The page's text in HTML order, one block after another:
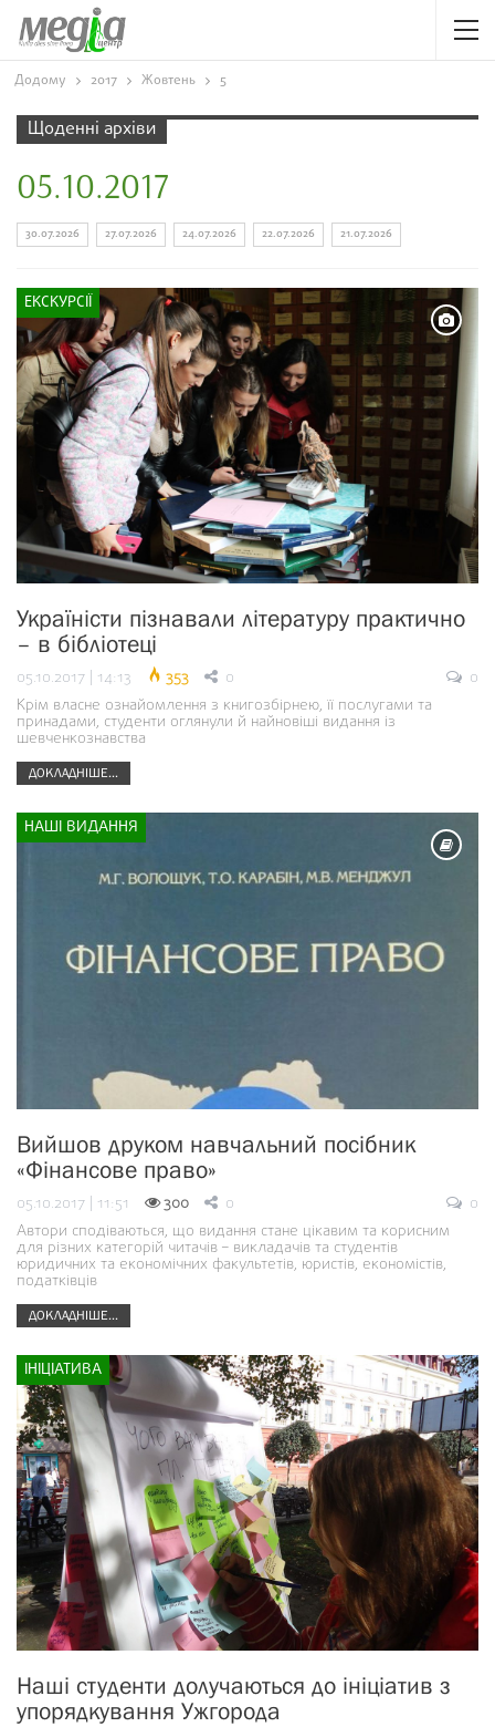
Додому 2017 Жовтень 5
Щоденні архіви
05.10.2017
30.07.2026 27.07.2026 24.07.2026 22.07.2026 21.07.2026
ЕКСКУРСІЇ
Україністи пізнавали літературу практично
– в бібліотеці
05.10.2017 | 14:13 353 0
0
Крім власне ознайомлення з книгозбірнею, її послугами та
принадами, студенти оглянули й найновіші видання із
шевченкознавства
ДОКЛАДНІШЕ...
НАШІ ВИДАННЯ
Вийшов друком навчальний посібник
«Фінансове право»
05.10.2017 | 11:51 300 0
0
Автори сподіваються, що видання стане цікавим та корисним
для різних категорій читачів – викладачів та студентів
юридичних та економічних факультетів, юристів, економістів,
податківців
ДОКЛАДНІШЕ...
ІНІЦІАТИВА
Наші студенти долучаються до ініціатив з
упорядкування Ужгорода